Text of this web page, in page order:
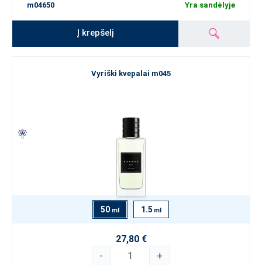
m04650 Yra sandėlyje
Į krepšelį
Vyriški kvepalai m045
50 ml 1.5 ml
27,80 €
-
+